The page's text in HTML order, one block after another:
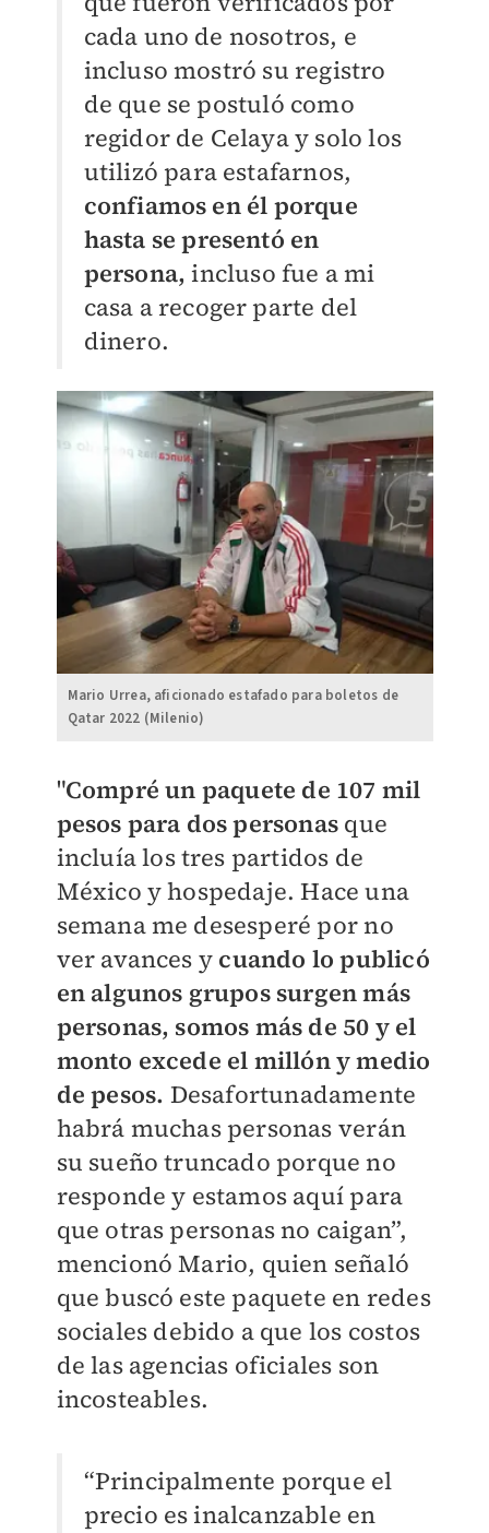
cada uno de nosotros, e
incluso mostró su registro
de que se postuló como
regidor de Celaya y solo los
utilizó para estafarnos,
confiamos en él porque
hasta se presentó en
persona, incluso fue a mi
casa a recoger parte del
dinero.
Mario Urrea, aficionado estafado para boletos de
Qatar 2022 (Milenio)
"Compré un paquete de 107 mil
pesos para dos personas que
incluía los tres partidos de
México y hospedaje. Hace una
semana me desesperé por no
ver avances y cuando lo publicó
en algunos grupos surgen más
personas, somos más de 50 y el
monto excede el millón y medio
de pesos. Desafortunadamente
habrá muchas personas verán
su sueño truncado porque no
responde y estamos aquí para
que otras personas no caigan”,
mencionó Mario, quien señaló
que buscó este paquete en redes
sociales debido a que los costos
de las agencias oficiales son
incosteables.
“Principalmente porque el
precio es inalcanzable en